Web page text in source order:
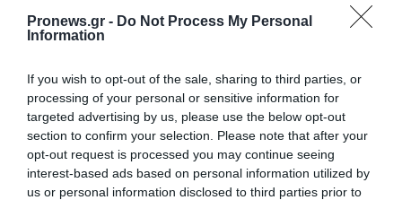
Pronews.gr - Do Not Process My Personal
Information
If you wish to opt-out of the sale, sharing to third parties, or
processing of your personal or sensitive information for
targeted advertising by us, please use the below opt-out
section to confirm your selection. Please note that after your
opt-out request is processed you may continue seeing
interest-based ads based on personal information utilized by
us or personal information disclosed to third parties prior to
Τελειώνει το οξυγόνο στη Γη – Πώς
θα επηρεαστεί η ανθρωπότητα
06.05.2025 | 13:16